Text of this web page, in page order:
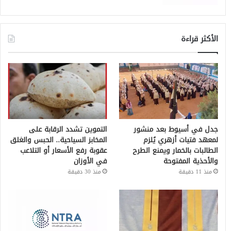
الأكثر قراءة
جدل في أسيوط بعد منشور
لمعهد فتيات أزهري يُلزم
الطالبات بالخمار ويمنع الطرح
والأحذية المفتوحة
منذ 11 دقيقة
التموين تشدد الرقابة على
المخابز السياحية.. الحبس والغلق
عقوبة رفع الأسعار أو التلاعب
في الأوزان
منذ 30 دقيقة